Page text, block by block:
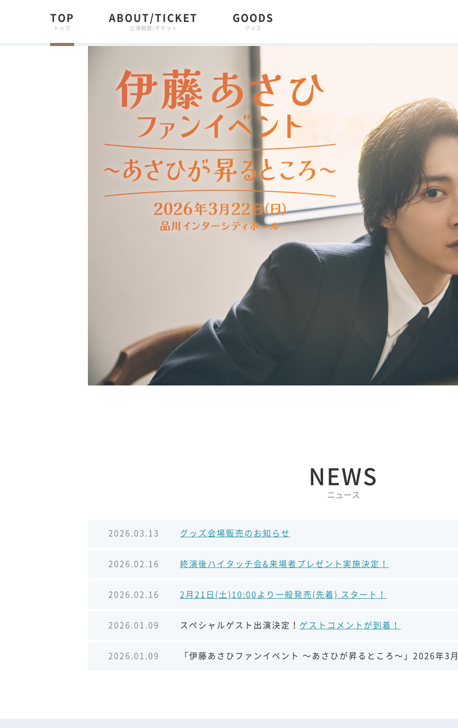
TOP
トップ
ABOUT/TICKET
公演概要/チケット
GOODS
グッズ
NEWS
ニュース
2026.03.13 グッズ会場販売のお知らせ
2026.02.16 終演後ハイタッチ会&来場者プレゼント実施決定！
2026.02.16 2月21日(土)10:00より一般発売(先着) スタート！
2026.01.09 スペシャルゲスト出演決定！ ゲストコメントが到着！
2026.01.09 「伊藤あさひファンイベント 〜あさひが昇るところ〜」2026年3